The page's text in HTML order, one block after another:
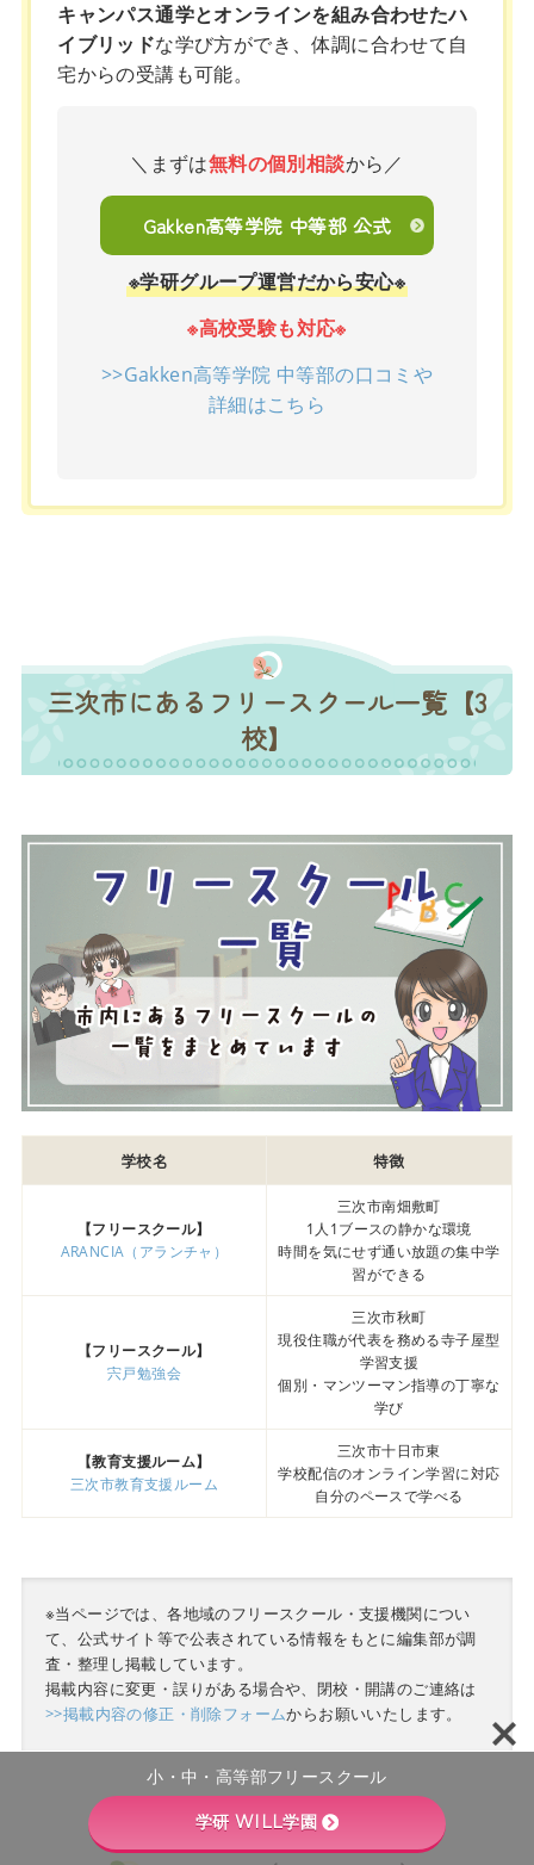
キャンパス通学とオンラインを組み合わせたハ
イブリッドな学び方ができ、体調に合わせて自
宅からの受講も可能。
＼まずは無料の個別相談から／
Gakken高等学院 中等部 公式
※学研グループ運営だから安心※
※高校受験も対応※
>>Gakken高等学院 中等部の口コミや
詳細はこちら
三次市にあるフリースクール一覧【3
校】
学校名 特徴
【フリースクール】
ARANCIA（アランチャ）
三次市南畑敷町
1人1ブースの静かな環境
時間を気にせず通い放題の集中学
習ができる
【フリースクール】
宍戸勉強会
三次市秋町
現役住職が代表を務める寺子屋型
学習支援
個別・マンツーマン指導の丁寧な
学び
【教育支援ルーム】
三次市教育支援ルーム
三次市十日市東
学校配信のオンライン学習に対応
自分のペースで学べる
※当ページでは、各地域のフリースクール・支援機関につい
て、公式サイト等で公表されている情報をもとに編集部が調
査・整理し掲載しています。
掲載内容に変更・誤りがある場合や、閉校・開講のご連絡は
>>掲載内容の修正・削除フォームからお願いいたします。
小・中・高等部フリースクール
学研 WILL学園